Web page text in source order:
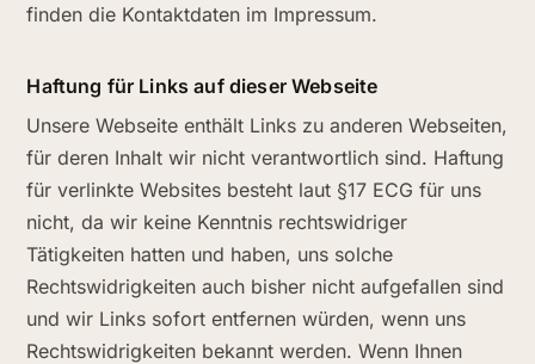
finden die Kontaktdaten im Impressum.
Haftung für Links auf dieser Webseite
Unsere Webseite enthält Links zu anderen Webseiten,
für deren Inhalt wir nicht verantwortlich sind. Haftung
für verlinkte Websites besteht laut §17 ECG für uns
nicht, da wir keine Kenntnis rechtswidriger
Tätigkeiten hatten und haben, uns solche
Rechtswidrigkeiten auch bisher nicht aufgefallen sind
und wir Links sofort entfernen würden, wenn uns
Rechtswidrigkeiten bekannt werden. Wenn Ihnen